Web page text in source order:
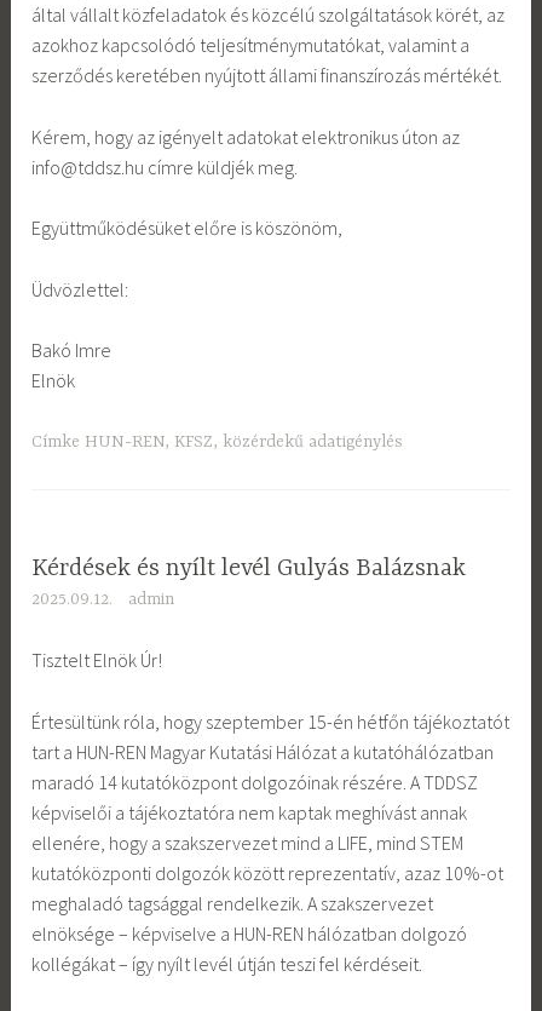
által vállalt közfeladatok és közcélú szolgáltatások körét, az
azokhoz kapcsolódó teljesítménymutatókat, valamint a
szerződés keretében nyújtott állami finanszírozás mértékét.
Kérem, hogy az igényelt adatokat elektronikus úton az
info@tddsz.hu címre küldjék meg.
Együttműködésüket előre is köszönöm,
Üdvözlettel:
Bakó Imre
Elnök
Címke HUN-REN, KFSZ, közérdekű adatigénylés
Kérdések és nyílt levél Gulyás Balázsnak
2025.09.12. admin
Tisztelt Elnök Úr!
Értesültünk róla, hogy szeptember 15-én hétfőn tájékoztatót
tart a HUN-REN Magyar Kutatási Hálózat a kutatóhálózatban
maradó 14 kutatóközpont dolgozóinak részére. A TDDSZ
képviselői a tájékoztatóra nem kaptak meghívást annak
ellenére, hogy a szakszervezet mind a LIFE, mind STEM
kutatóközponti dolgozók között reprezentatív, azaz 10%-ot
meghaladó tagsággal rendelkezik. A szakszervezet
elnöksége – képviselve a HUN-REN hálózatban dolgozó
kollégákat – így nyílt levél útján teszi fel kérdéseit.